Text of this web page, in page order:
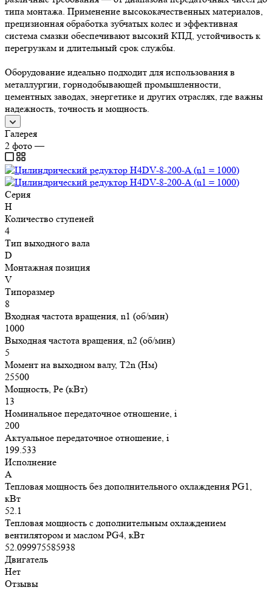
типа монтажа. Применение высококачественных материалов,
прецизионная обработка зубчатых колес и эффективная
система смазки обеспечивают высокий КПД, устойчивость к
перегрузкам и длительный срок службы.
Оборудование идеально подходит для использования в
металлургии, горнодобывающей промышленности,
цементных заводах, энергетике и других отраслях, где важны
надежность, точность и мощность.
Галерея
2 фото—
Серия
H
Количество ступеней
4
Тип выходного вала
D
Монтажная позиция
V
Типоразмер
8
Входная частота вращения, n1 (об/мин)
1000
Выходная частота вращения, n2 (об/мин)
5
Момент на выходном валу, T2n (Нм)
25500
Мощность, Pe (кВт)
13
Номинальное передаточное отношение, i
200
Актуальное передаточное отношение, i
199.533
Исполнение
A
Тепловая мощность без дополнительного охлаждения PG1,
кВт
52.1
Тепловая мощность с дополнительным охлаждением
вентилятором и маслом PG4, кВт
52.099975585938
Двигатель
Нет
Отзывы